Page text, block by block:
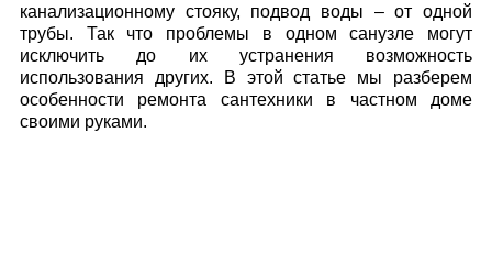
канализационному стояку, подвод воды – от одной
трубы. Так что проблемы в одном санузле могут
исключить до их устранения возможность
использования других. В этой статье мы разберем
особенности ремонта сантехники в частном доме
своими руками.